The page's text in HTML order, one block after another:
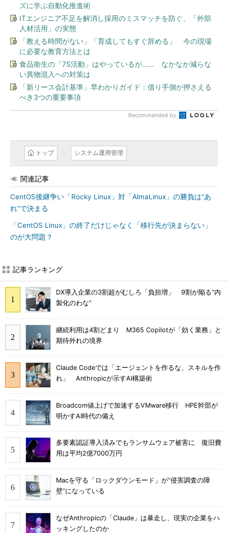
ズに学ぶ自動化推進術
ITエンジニア不足を解消し採用のミスマッチを防ぐ、「外部
人材活用」の実態
「教える時間がない」「育成してもすぐ辞める」 今の現場
に必要な教育方法とは
食品衛生の「7S活動」はやっているが…… なかなか減らな
い異物混入への対策は
「新リース会計基準」早わかりガイド：借り手側が押さえる
べき3つの重要事項
Recommended by
トップ システム運用管理
関連記事
CentOS後継争い「Rocky Linux」対「AlmaLinux」の勝負は“あ
れ”で決まる
「CentOS Linux」の終了だけじゃなく「移行先が決まらない」
のが大問題？
記事ランキング
DX導入企業の3割超がむしろ「負担増」 9割が陥る“内
製化のわな”
継続利用は4割どまり M365 Copilotが「効く業務」と
期待外れの境界
Claude Codeでは「エージェントを作るな、スキルを作
れ」 Anthropicが示すAI構築術
Broadcom値上げで加速するVMware移行 HPE幹部が
明かすAI時代の備え
多要素認証導入済みでもランサムウェア被害に 復旧費
用は平均2億7000万円
Macを守る「ロックダウンモード」が“侵害調査の障
壁”になっている
なぜAnthropicの「Claude」は暴走し、現実の企業をハ
ッキングしたのか